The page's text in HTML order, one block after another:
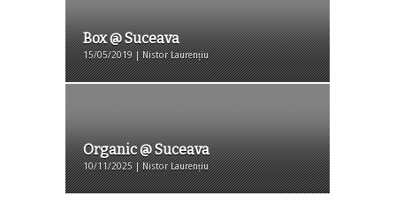
Box @ Suceava
15/05/2019 | Nistor Laurențiu
Organic @ Suceava
10/11/2025 | Nistor Laurențiu